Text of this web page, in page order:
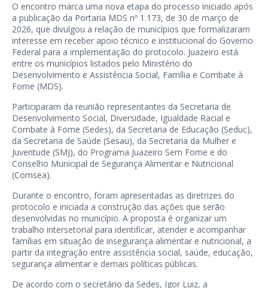
O encontro marca uma nova etapa do processo iniciado após
a publicação da Portaria MDS nº 1.173, de 30 de março de
2026, que divulgou a relação de municípios que formalizaram
interesse em receber apoio técnico e institucional do Governo
Federal para a implementação do protocolo. Juazeiro está
entre os municípios listados pelo Ministério do
Desenvolvimento e Assistência Social, Família e Combate à
Fome (MDS).
Participaram da reunião representantes da Secretaria de
Desenvolvimento Social, Diversidade, Igualdade Racial e
Combate à Fome (Sedes), da Secretaria de Educação (Seduc),
da Secretaria de Saúde (Sesau), da Secretaria da Mulher e
Juventude (SMJ), do Programa Juazeiro Sem Fome e do
Conselho Municipal de Segurança Alimentar e Nutricional
(Comsea).
Durante o encontro, foram apresentadas as diretrizes do
protocolo e iniciada a construção das ações que serão
desenvolvidas no município. A proposta é organizar um
trabalho intersetorial para identificar, atender e acompanhar
famílias em situação de insegurança alimentar e nutricional, a
partir da integração entre assistência social, saúde, educação,
segurança alimentar e demais políticas públicas.
De acordo com o secretário da Sedes, Igor Luiz, a